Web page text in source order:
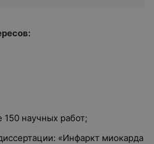
150 научных работ;
«Инфаркт миокарда